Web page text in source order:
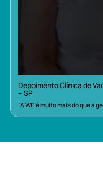
Depoimento Clínica de
– SP
“A WE é muito mais do que a